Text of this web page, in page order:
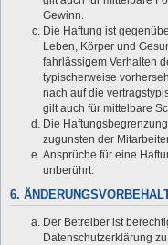
Gewinn.
Die Haftung ist
Leben, Körper und
fahrlässigem Verhalten
typischerweise
nach auf die
gilt auch für mittelbare
Die
zugunsten der
Ansprüche für eine
unberührt.
6.
Der Betreiber ist
Datenschutzerklärung